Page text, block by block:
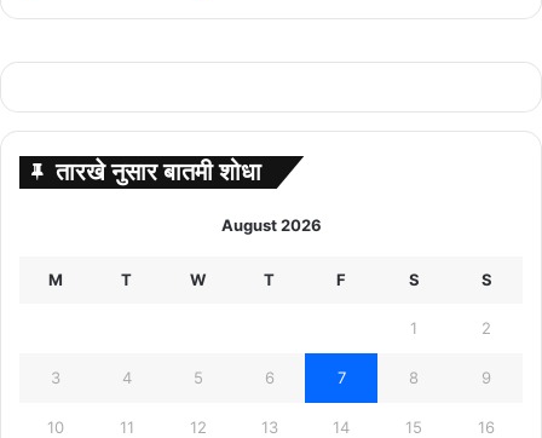
तारखे नुसार बातमी शोधा
August 2026
M T W T F S S
1 2
3 4 5 6 7 8 9
10 11 12 13 14 15 16